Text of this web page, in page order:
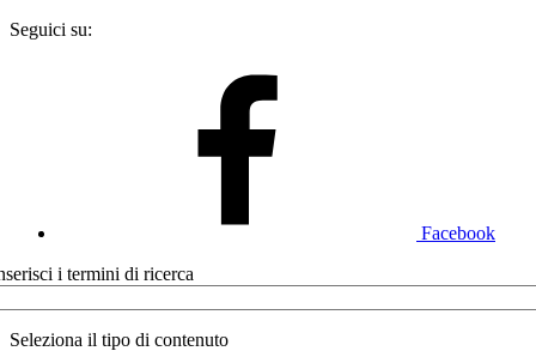
Seguici su:
Facebook
i termini di ricerca
Seleziona il tipo di contenuto